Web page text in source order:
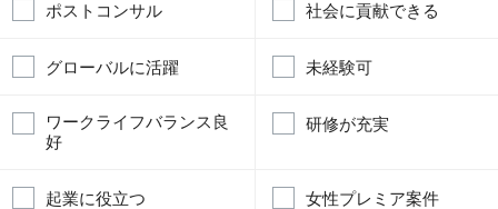
ポストコンサル 社会に貢献できる
グローバルに活躍 未経験可
ワークライフバランス良
好
研修が充実
起業に役立つ 女性プレミア案件